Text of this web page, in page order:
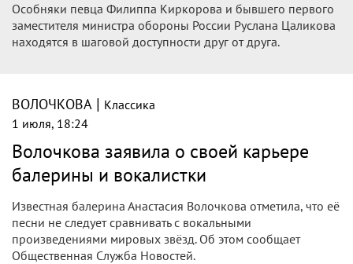
Особняки певца Филиппа Киркорова и бывшего первого
заместителя министра обороны России Руслана Цаликова
находятся в шаговой доступности друг от друга.
ВОЛОЧКОВА | Классика
1 июля, 18:24
Волочкова заявила о своей карьере
балерины и вокалистки
Известная балерина Анастасия Волочкова отметила, что её
песни не следует сравнивать с вокальными
произведениями мировых звёзд. Об этом сообщает
Общественная Служба Новостей.